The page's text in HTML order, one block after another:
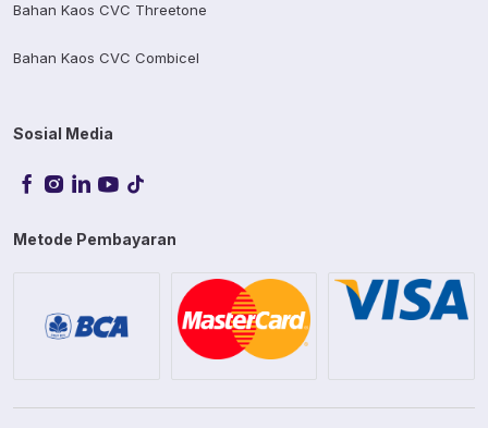
Bahan Kaos CVC Threetone
Bahan Kaos CVC Combicel
Sosial Media
Metode Pembayaran